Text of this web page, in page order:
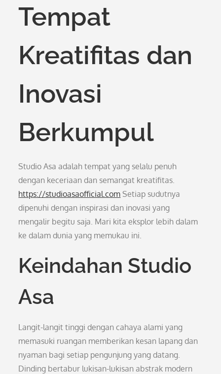
Tempat
Kreatifitas dan
Inovasi
Berkumpul
Studio Asa adalah tempat yang selalu penuh
dengan keceriaan dan semangat kreatifitas.
https://studioasaofficial.com Setiap sudutnya
dipenuhi dengan inspirasi dan inovasi yang
mengalir begitu saja. Mari kita eksplor lebih dalam
ke dalam dunia yang memukau ini.
Keindahan Studio
Asa
Langit-langit tinggi dengan cahaya alami yang
memasuki ruangan memberikan kesan lapang dan
nyaman bagi setiap pengunjung yang datang.
Dinding bertabur lukisan-lukisan abstrak modern